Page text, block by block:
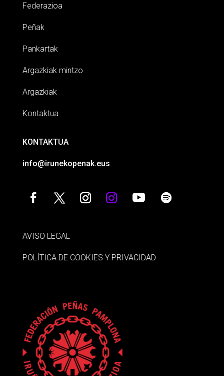
Federazioa
Peñak
Pankartak
Argazkiak mintzo
Argazkiak
Kontaktua
KONTAKTUA
info@irunekopenak.eus
AVISO LEGAL
POLÍTICA DE COOKIES Y PRIVACIDAD